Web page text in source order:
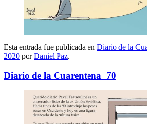
Esta entrada fue publicada en Diario de la
2020 porDaniel Paz.
Diario de la Cuarentena_70